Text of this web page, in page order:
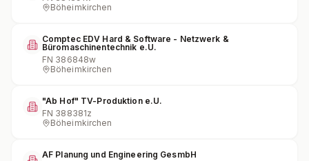
Böheimkirchen
Comptec EDV Hard & Software - Netzwerk &
Büromaschinentechnik e.U.
FN 386848w
Böheimkirchen
"Ab Hof" TV-Produktion e.U.
FN 388381z
Böheimkirchen
AF Planung und Engineering GesmbH